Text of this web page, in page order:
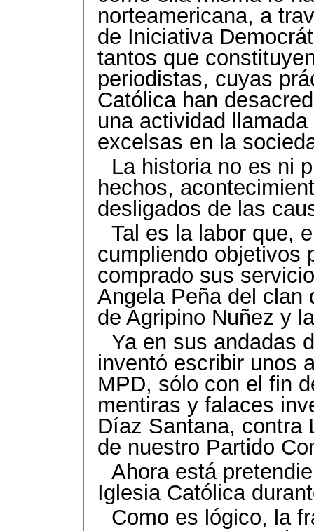
norteamericana, a
de Iniciativa
tantos que
periodistas, cuyas
Católica han
una actividad
excelsas en la
La historia no es ni
hechos,
desligados de las
Tal es la labor que,
cumpliendo objetivos
comprado sus
Angela Peña del clan
de Agripino Nuñez y
Ya en sus andadas
inventó escribir unos
MPD, sólo con el fin
mentiras y falaces
Díaz Santana, contra
de nuestro Partido
Ahora está
Iglesia Católica
Como es lógico, la